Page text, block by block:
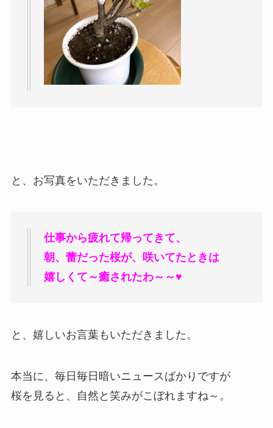
と、お写真をいただきました。
仕事から疲れて帰ってきて、
朝、蕾だった桜が、咲いてたときは
嬉しくて～癒されたわ～～♥
と、嬉しいお言葉もいただきました。
本当に、毎日毎日暗いニュースばかりですが
桜を見ると、自然と笑みがこぼれますね～。